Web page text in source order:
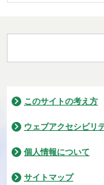
このサイトの考え方
ウェブアクセシビリ
個人情報について
サイトマップ